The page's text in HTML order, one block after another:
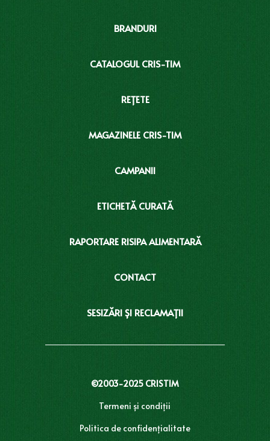
BRANDURI
CATALOGUL CRIS-TIM
REȚETE
MAGAZINELE CRIS-TIM
CAMPANII
ETICHETĂ CURATĂ
RAPORTARE RISIPA ALIMENTARĂ
CONTACT
SESIZĂRI ȘI RECLAMAȚII
©2003-2025 CRISTIM
Termeni și condiţii
Politica de confidențialitate